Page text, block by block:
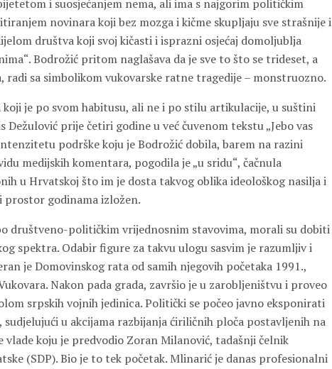
i suosjećanjem nema, ali ima s najgorim političkim
novinara koji bez mozga i kičme skupljaju sve strašnije i
društva koji svoj kičasti i isprazni osjećaj domoljublja
Bodrožić pritom naglašava da je sve to što se trideset, a
radi sa simbolikom vukovarske ratne tragedije – monstruozno.
koji je po svom habitusu, ali ne i po stilu artikulacije, u suštini
Dežulović prije četiri godine u već čuvenom tekstu „Jebo vas
podrške koju je Bodrožić dobila, barem na razini
medijskih komentara, pogodila je „u sridu“, čačnula
u Hrvatskoj što im je dosta takvog oblika ideološkog nasilja i
godinama izložen.
društveno-političkim vrijednosnim stavovima, morali su dobiti
spektra. Odabir figure za takvu ulogu sasvim je razumljiv i
je Domovinskog rata od samih njegovih početaka 1991.,
Nakon pada grada, završio je u zarobljeništvu i proveo
srpskih vojnih jedinica. Politički se počeo javno eksponirati
sudjelujući u akcijama razbijanja ćiriličnih ploča postavljenih na
koju je predvodio Zoran Milanović, tadašnji čelnik
(SDP). Bio je to tek početak. Mlinarić je danas profesionalni